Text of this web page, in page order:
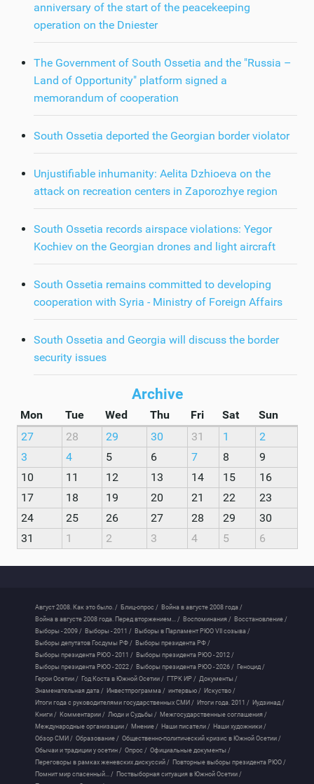
anniversary of the start of the peacekeeping
operation on the Dniester
The Government of South Ossetia and the "Russia –
Land of Opportunity" platform signed a
memorandum of cooperation
South Ossetia deported the Georgian border violator
Unjustifiable inhumanity: Aelita Dzhioeva on the
attack on recreation centers in Zaporozhye region
South Ossetia records airspace violations: Yegor
Kochiev on the Georgian drones and light aircraft
South Ossetia remains committed to developing
cooperation with Syria - Ministry of Foreign Affairs
South Ossetia and Georgia will discuss the border
security issues
Archive
Mon Tue Wed Thu Fri Sat
Sun
27
28 29 30 31 1
2
3
4 5 6 7 8
9
10
11 12 13 14 15
16
17
18 19 20 21 22
23
24
25 26 27 28 29
30
31
1 2 3 4 5 6
Август 2008. Как это было. / Блиц-опрос / Война в августе 2008 года /
Война в августе 2008 года. Перед вторжением... / Воспоминания / Восстановление /
Выборы - 2009 / Выборы - 2011 / Выборы в Парламент РЮО VII созыва /
Выборы депутатов Госдумы РФ / Выборы президента РФ /
Выборы президента РЮО - 2011 / Выборы президента РЮО - 2012 /
Выборы президента РЮО - 2022 / Выборы президента РЮО - 2026 / Геноцид /
Герои Осетии / Год Коста в Южной Осетии / ГТРК ИР / Документы /
Знаменательная дата / Инвестпрограмма / интервью / Искуство /
Итоги года с руководителями государственных СМИ / Итоги года. 2011 / Иудзинад /
Книги / Комментарии / Люди и Судьбы / Межгосударственные соглашения /
Международные организации / Мнение / Наши писатели / Наши художники /
Обзор СМИ / Образование / Общественно-политический кризис в Южной Осетии /
Обычаи и традиции у осетин / Опрос / Официальные документы /
Переговоры в рамках женевских дискуссий / Повторные выборы президента РЮО /
Помнит мир спасенный... / Поствыборная ситуация в Южной Осетии /